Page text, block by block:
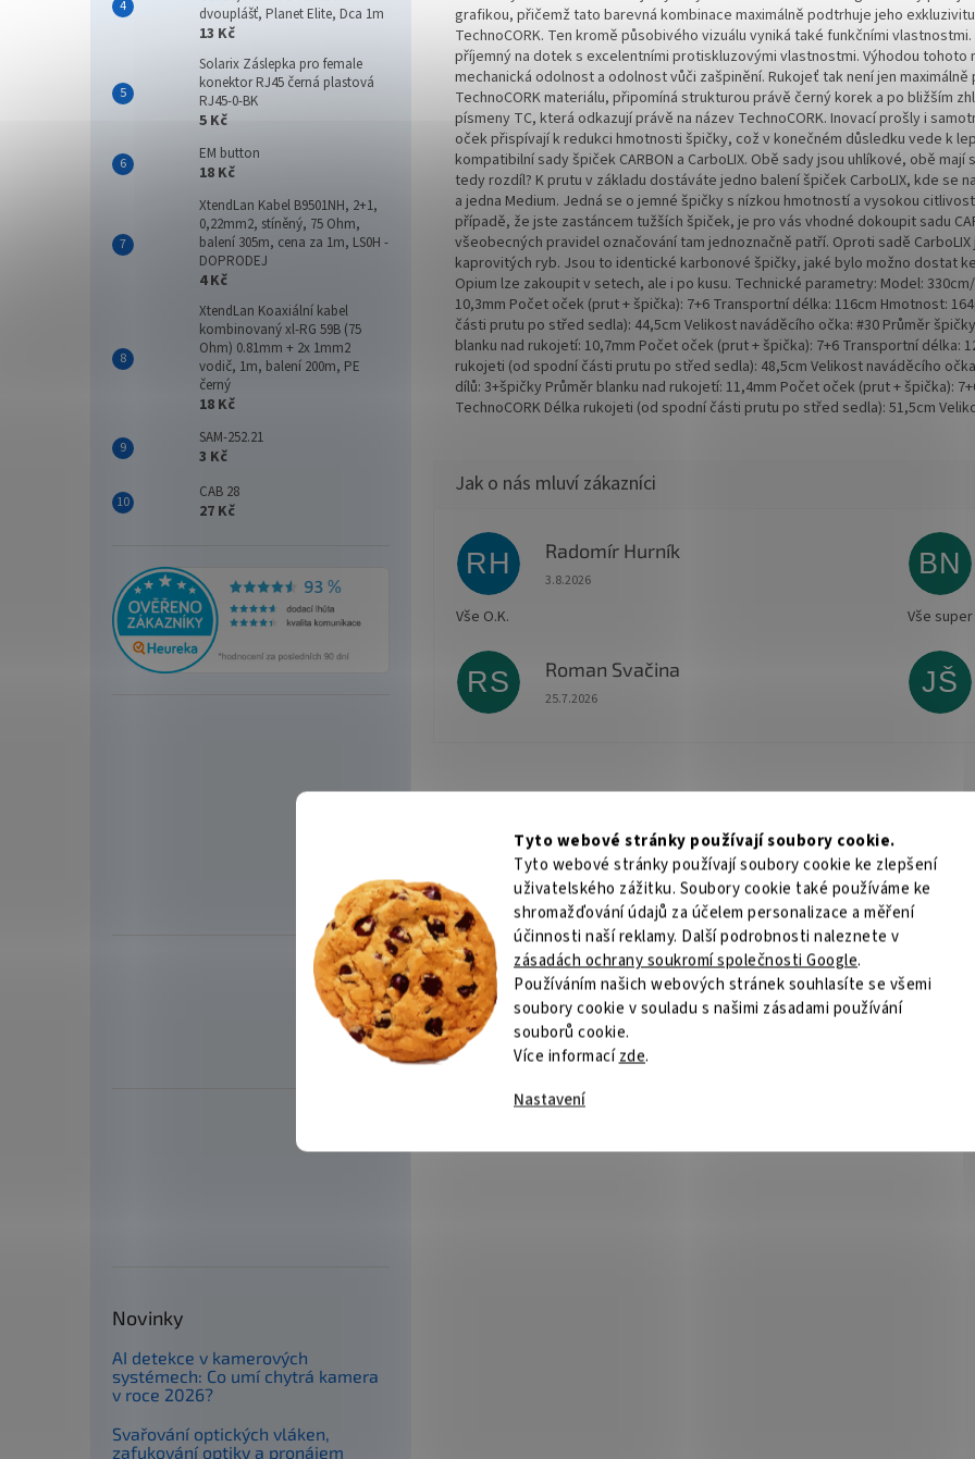
Tyto webové stránky používají soubory cookie.
Tyto webové stránky používají soubory cookie ke zlepšení
uživatelského zážitku. Soubory cookie také používáme ke
shromažďování údajů za účelem personalizace a měření
účinnosti naší reklamy. Další podrobnosti naleznete v
zásadách ochrany soukromí společnosti Google.
Používáním našich webových stránek souhlasíte se všemi
soubory cookie v souladu s našimi zásadami používání
souborů cookie.
Více informacízde.
Nastavení
dvouplášť, Planet Elite, Dca 1m
13 Kč
Solarix Záslepka pro female
konektor RJ45 černá plastová
RJ45-0-BK
5 Kč
EM button
18 Kč
XtendLan Kabel B9501NH, 2+1,
0,22mm2, stíněný, 75 Ohm,
balení 305m, cena za 1m, LS0H -
DOPRODEJ
4 Kč
XtendLan Koaxiální kabel
kombinovaný xl-RG 59B (75
Ohm) 0.81mm + 2x 1mm2
vodič, 1m, balení 200m, PE
černý
18 Kč
SAM-252.21
3 Kč
CAB 28
27 Kč
Novinky
AI detekce v kamerových
systémech: Co umí chytrá kamera
v roce 2026?
Svařování optických vláken,
zafukování optiky a pronájem
grafikou, přičemž tato barevná kombinace maximálně podtrhuje jeho
TechnoCORK. Ten kromě působivého vizuálu vyniká také funkčními
příjemný na dotek s excelentními protiskluzovými vlastnostmi. Výhodou
mechanická odolnost a odolnost vůči zašpinění. Rukojeť tak není jen
TechnoCORK materiálu, připomíná strukturou právě černý korek a po bližším
písmeny TC, která odkazují právě na název TechnoCORK. Inovací prošly i
oček přispívají k redukci hmotnosti špičky, což v konečném důsledku vede k
kompatibilní sady špiček CARBON a CarboLIX. Obě sady jsou uhlíkové, obě mají
tedy rozdíl? K prutu v základu dostáváte jedno balení špiček CarboLIX, kde se
a jedna Medium. Jedná se o jemné špičky s nízkou hmotností a vysokou
případě, že jste zastáncem tužších špiček, je pro vás vhodné dokoupit sadu
všeobecných pravidel označování tam jednoznačně patří. Oproti sadě
kaprovitých ryb. Jsou to identické karbonové špičky, jaké bylo možno dostat
Opium lze zakoupit v setech, ale i po kusu. Technické parametry: Model:
10,3mm Počet oček (prut + špička): 7+6 Transportní délka: 116cm Hmotnost:
části prutu po střed sedla): 44,5cm Velikost naváděcího očka: #30 Průměr
blanku nad rukojetí: 10,7mm Počet oček (prut + špička): 7+6 Transportní délka:
rukojeti (od spodní části prutu po střed sedla): 48,5cm Velikost naváděcího
dílů: 3+špičky Průměr blanku nad rukojetí: 11,4mm Počet oček (prut + špička):
TechnoCORK Délka rukojeti (od spodní části prutu po střed sedla): 51,5cm
RH Radomír Hurník
Hodnocení obchodu je 5 z 5 hvězdiček.
3.8.2026
Vše O.K.
BN
Vše
RS Roman Svačina
Hodnocení obchodu je 5 z 5 hvězdiček.
25.7.2026
JŠ